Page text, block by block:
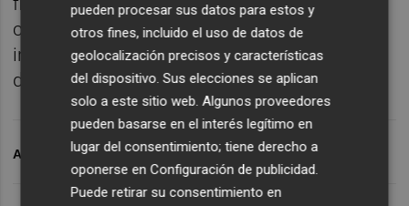
continuado con su actividad en
instalaciones alquiladas en las localidades
de Torrent y Pobla de Farnals.
ARCHIVADO EN FONTESTAD
pueden procesar sus datos para estos y
otros fines, incluido el uso de datos de
geolocalización precisos y características
del dispositivo. Sus elecciones se aplican
solo a este sitio web. Algunos proveedores
pueden basarse en el interés legítimo en
lugar del consentimiento; tiene derecho a
oponerse enConfiguración de publicidad.
Puede retirar su consentimiento en